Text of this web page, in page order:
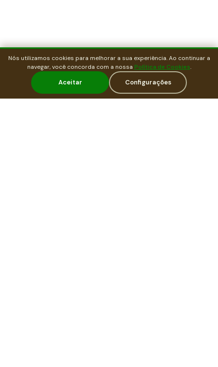
Nós utilizamos cookies para melhorar a sua experiência. Ao continuar a
navegar, você concorda com a nossa Política de Cookies.
Aceitar Configurações